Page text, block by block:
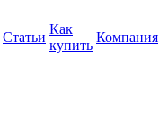
Статьи
Как
купить
Компания